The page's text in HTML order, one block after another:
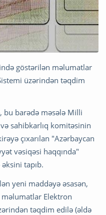
göstərilən məlumatlar
üzərindən təqdim
bu barədə məsələ Milli
sahibkarlıq komitəsinin
çıxarılan "Azərbaycan
vəsiqəsi haqqında"
tapıb.
yeni maddəyə əsasən,
Elektron
təqdim edilə (əldə